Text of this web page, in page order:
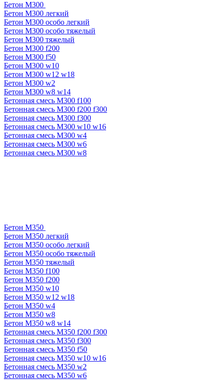
Бетон М300
Бетон М300 легкий
Бетон М300 особо легкий
Бетон М300 особо тяжелый
Бетон М300 тяжелый
Бетон М300 f200
Бетон М300 f50
Бетон М300 w10
Бетон М300 w12 w18
Бетон М300 w2
Бетон М300 w8 w14
Бетонная смесь М300 f100
Бетонная смесь М300 f200 f300
Бетонная смесь М300 f300
Бетонная смесь М300 w10 w16
Бетонная смесь М300 w4
Бетонная смесь М300 w6
Бетонная смесь М300 w8
Бетон М350
Бетон М350 легкий
Бетон М350 особо легкий
Бетон М350 особо тяжелый
Бетон М350 тяжелый
Бетон М350 f100
Бетон М350 f200
Бетон М350 w10
Бетон М350 w12 w18
Бетон М350 w4
Бетон М350 w8
Бетон М350 w8 w14
Бетонная смесь М350 f200 f300
Бетонная смесь М350 f300
Бетонная смесь М350 f50
Бетонная смесь М350 w10 w16
Бетонная смесь М350 w2
Бетонная смесь М350 w6